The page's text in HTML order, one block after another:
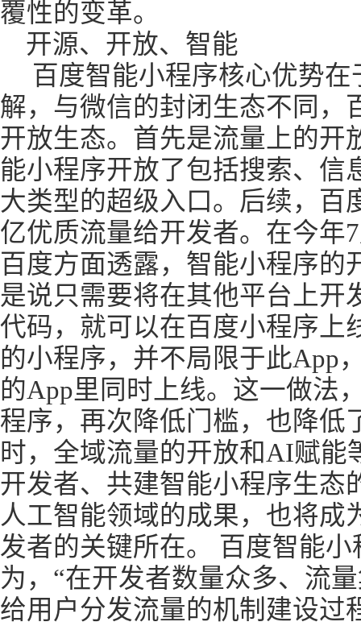
覆性的变革。
开源、开放、智能
百度智能小程序核心优势在
解，与微信的封闭生态不同，
开放生态。首先是流量上的开
能小程序开放了包括搜索、信
大类型的超级入口。后续，百
亿优质流量给开发者。在今年
百度方面透露，智能小程序的
是说只需要将在其他平台上开
代码，就可以在百度小程序上
的小程序，并不局限于此App
的App里同时上线。这一做法
程序，再次降低门槛，也降低
时，全域流量的开放和AI赋能
开发者、共建智能小程序生态
人工智能领域的成果，也将成
发者的关键所在。 百度智能
为，“在开发者数量众多、流
给用户分发流量的机制建设过